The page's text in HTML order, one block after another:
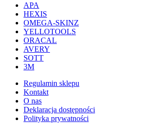
APA
HEXIS
OMEGA-SKINZ
YELLOTOOLS
ORACAL
AVERY
SOTT
3M
Regulamin sklepu
Kontakt
O nas
Deklaracja dostępności
Polityka prywatności